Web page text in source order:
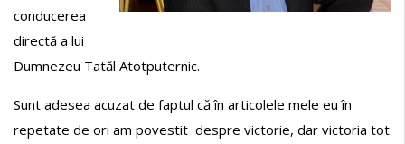
conducerea
directă a lui
Dumnezeu Tatăl Atotputernic.
Sunt adesea acuzat de faptul că în articolele mele eu în
repetate de ori am povestit despre victorie, dar victoria tot